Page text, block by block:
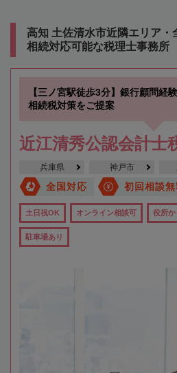
高知 土佐清水市近隣エリア・
相続対応可能な税理士事務所
【三ノ宮駅徒歩3分】銀行顧問経
相続税対策をご提案
近江清秀公認会計士
兵庫県 神戸市
全国対応 初回相談無
土日祝OK オンライン相談可 役所
駐車場あり